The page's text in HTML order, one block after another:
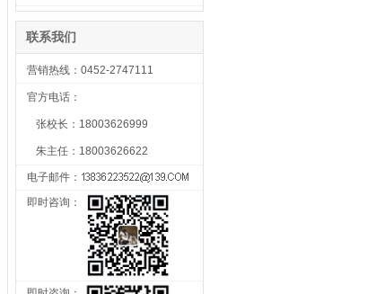
联系我们
营销热线：0452-2747111
官方电话：
张校长：18003626999
朱主任：18003626622
电子邮件：
即时咨询：